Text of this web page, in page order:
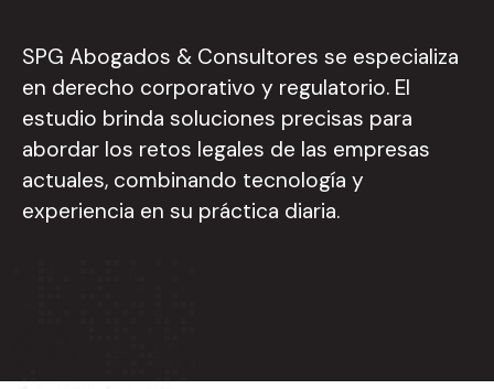
SPG Abogados & Consultores se especializa
en derecho corporativo y regulatorio. El
estudio brinda soluciones precisas para
abordar los retos legales de las empresas
actuales, combinando tecnología y
experiencia en su práctica diaria.